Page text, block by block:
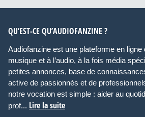
QU’EST-CE QU’AUDIOFANZINE ?
Audiofanzine est une plateforme en ligne
musique et à l’audio, à la fois média
petites annonces, base de
active de passionnés et de
notre vocation est simple : aider au
prof... Lire la suite